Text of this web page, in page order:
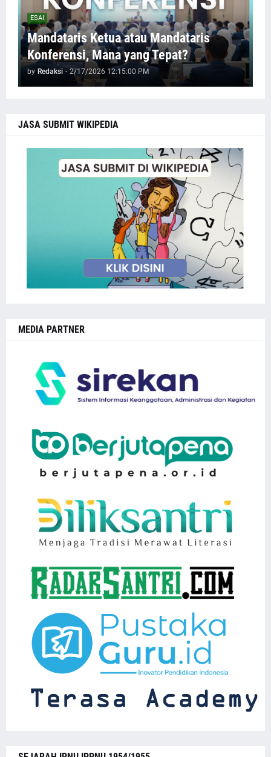
ESAI
Mandataris Ketua atau Mandataris
Konferensi, Mana yang Tepat?
by Redaksi - 2/17/2026 12:15:00 PM
JASA SUBMIT WIKIPEDIA
MEDIA PARTNER